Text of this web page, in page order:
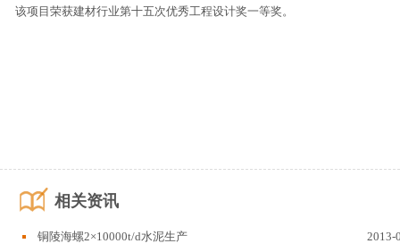
该项目荣获建材行业第十五次优秀工程设计奖一等奖。
相关资讯
铜陵海螺2×10000t/d水泥生产
2013-